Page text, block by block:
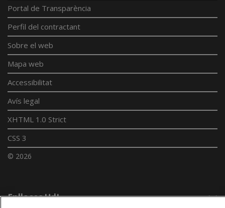
Portal de Transparència
Perfil del contractant
Sobre el web
Mapa web
Accessibilitat
Avís legal
XHTML 1.0 Strict
CSS 3
© 2026
Enllaços UdL